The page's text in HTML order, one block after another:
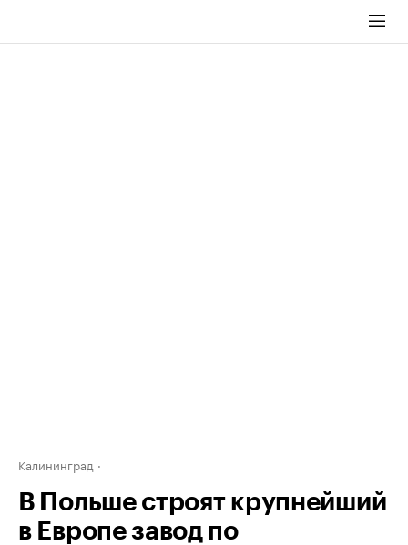
Калининград
В Польше строят крупнейший
в Европе завод по